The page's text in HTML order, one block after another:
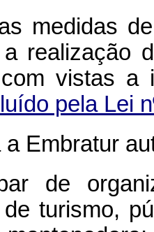
medidas
realização
com vistas
pela Lei
Embratur
de
de turismo,